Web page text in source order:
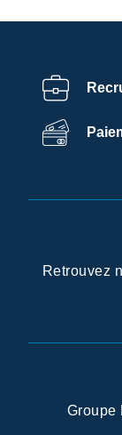
Retrouvez
Groupe